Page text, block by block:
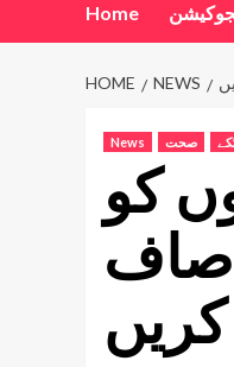
Home
HOME NEWS
News صحت
کو
صاف
کریں